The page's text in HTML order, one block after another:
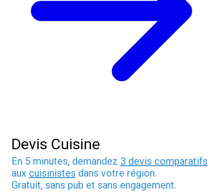
Devis Cuisine
En 5 minutes, demandez 3 devis comparatifs
aux cuisinistes dans votre région.
Gratuit, sans pub et sans engagement.